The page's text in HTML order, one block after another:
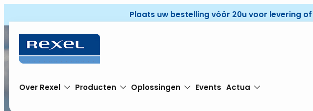
Plaats uw bestelling vóór 20u voor levering
Over Rexel Producten Oplossingen Events Actua